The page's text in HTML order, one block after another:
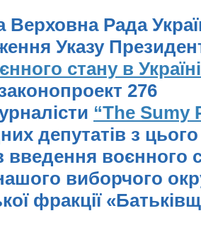
Верховна Рада
Указу
стану в
276
“The Sumy
депутатів з
введення воєнного
виборчого
фракції